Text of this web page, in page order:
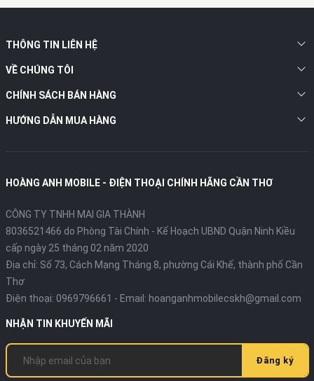
THÔNG TIN LIÊN HỆ
VỀ CHÚNG TÔI
CHÍNH SÁCH BÁN HÀNG
HƯỚNG DẪN MUA HÀNG
HOÀNG ANH MOBILE - ĐIỆN THOẠI CHÍNH HÃNG CẦN THƠ
CÔNG TY TNHH MAI GIA THÀNH
8036521466 do Phòng Tài Chính - Kế Hoạch UBND Quận Ninh Kiều
cấp ngày 25 tháng 02 năm 2020
Địa chỉ: Số 73, Cách Mạng Tháng 8, phường Cái Khế, thành phố Cần
Thơ
Điện thoại: 0969796661 - Email: hoanganhmobilecskh@gmail.com
NHẬN TIN KHUYẾN MÃI
Đăng ký